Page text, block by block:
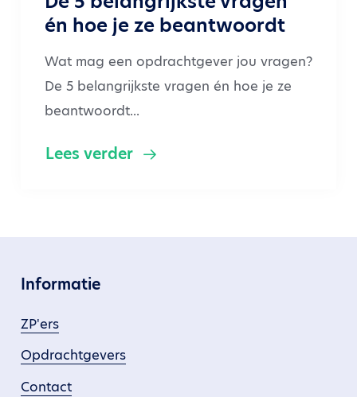
én hoe je ze beantwoordt
Wat mag een opdrachtgever jou vragen?
De 5 belangrijkste vragen én hoe je ze
beantwoordt...
Lees verder
Informatie
ZP'ers
Opdrachtgevers
Contact